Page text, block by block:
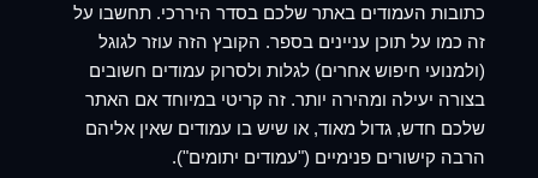
כתובות העמודים באתר שלכם בסדר היררכי. תחשבו על
זה כמו על תוכן עניינים בספר. הקובץ הזה עוזר לגוגל
(ולמנועי חיפוש אחרים) לגלות ולסרוק עמודים חשובים
בצורה יעילה ומהירה יותר. זה קריטי במיוחד אם האתר
שלכם חדש, גדול מאוד, או שיש בו עמודים שאין אליהם
הרבה קישורים פנימיים ("עמודים יתומים").